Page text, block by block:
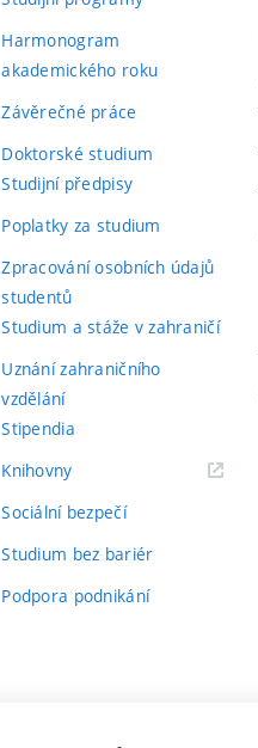
Harmonogram
akademického roku
Závěrečné práce
Doktorské studium
Studijní předpisy
Poplatky za studium
Zpracování osobních údajů
studentů
Studium a stáže v zahraničí
Uznání zahraničního
vzdělání
Stipendia
Knihovny(externí
Sociální bezpečí
Studium bez bariér
Podpora podnikání